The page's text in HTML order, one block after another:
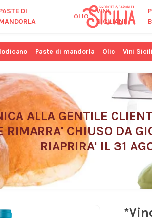
PASTE DI
MANDORLA
OLIO
VINI
SICILIANI
Paste di mandorla Olio Vini
ALLA GENTILE
RIMARRA' CHIUSO DA
RIAPRIRA' IL 31